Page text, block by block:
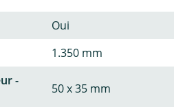
Oui
1.350 mm
-
50 x 35 mm